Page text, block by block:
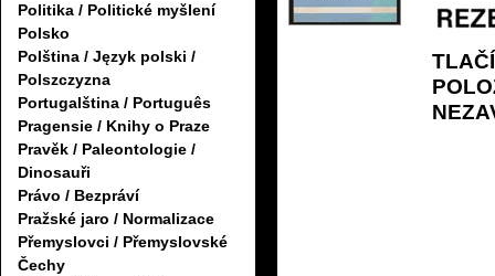
Politika / Politické myšlení
Polsko
Polština / Język polski /
Polszczyzna
Portugalština / Português
Pragensie / Knihy o Praze
Pravěk / Paleontologie /
Dinosauři
Právo / Bezpráví
Pražské jaro / Normalizace
Přemyslovci / Přemyslovské
Čechy